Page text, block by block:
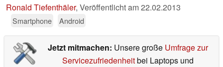
Ronald Tiefenthäler, Veröffentlicht am22.02.2013
Smartphone Android
Jetzt mitmachen: Unsere große Umfrage zur
Servicezufriedenheitbei Laptops und